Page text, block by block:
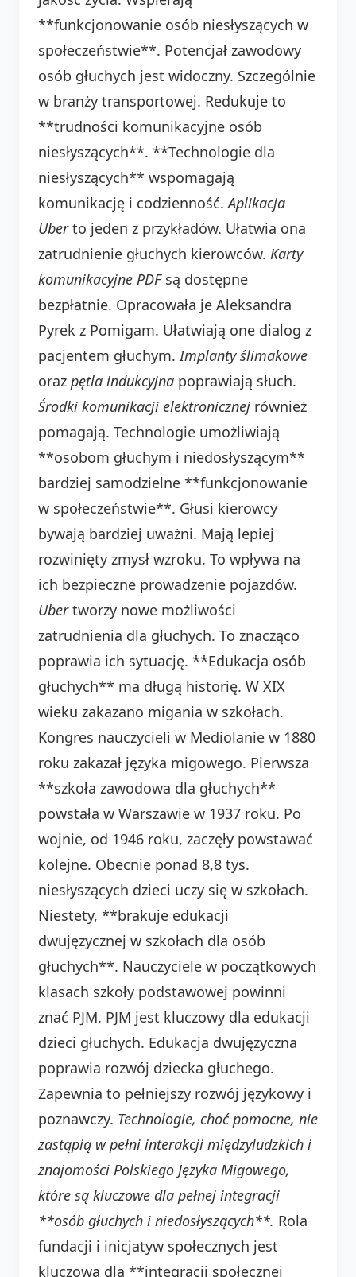
**funkcjonowanie osób niesłyszących w
społeczeństwie**. Potencjał zawodowy
osób głuchych jest widoczny. Szczególnie
w branży transportowej. Redukuje to
**trudności komunikacyjne osób
niesłyszących**. **Technologie dla
niesłyszących** wspomagają
komunikację i codzienność.Aplikacja
Uberto jeden z przykładów. Ułatwia ona
zatrudnienie głuchych kierowców. Karty
komunikacyjne PDFsą dostępne
bezpłatnie. Opracowała je Aleksandra
Pyrek z Pomigam. Ułatwiają one dialog z
pacjentem głuchym. Implanty ślimakowe
oraz pętla indukcyjna poprawiają słuch.
Środki komunikacji elektronicznej również
pomagają. Technologie umożliwiają
**osobom głuchym i niedosłyszącym**
bardziej samodzielne **funkcjonowanie
w społeczeństwie**. Głusi kierowcy
bywają bardziej uważni. Mają lepiej
rozwinięty zmysł wzroku. To wpływa na
ich bezpieczne prowadzenie pojazdów.
Ubertworzy nowe możliwości
zatrudnienia dla głuchych. To znacząco
poprawia ich sytuację. **Edukacja osób
głuchych** ma długą historię. W XIX
wieku zakazano migania w szkołach.
Kongres nauczycieli w Mediolanie w 1880
roku zakazał języka migowego. Pierwsza
**szkoła zawodowa dla głuchych**
powstała w Warszawie w 1937 roku. Po
wojnie, od 1946 roku, zaczęły powstawać
kolejne. Obecnie ponad 8,8 tys.
niesłyszących dzieci uczy się w szkołach.
Niestety, **brakuje edukacji
dwujęzycznej w szkołach dla osób
głuchych**. Nauczyciele w początkowych
klasach szkoły podstawowej powinni
znać PJM. PJM jest kluczowy dla edukacji
dzieci głuchych. Edukacja dwujęzyczna
poprawia rozwój dziecka głuchego.
Zapewnia to pełniejszy rozwój językowy i
poznawczy. Technologie, choć pomocne, nie
zastąpią w pełni interakcji międzyludzkich i
znajomości Polskiego Języka Migowego,
które są kluczowe dla pełnej integracji
**osób głuchych i niedosłyszących**. Rola
fundacji i inicjatyw społecznych jest
kluczowa dla **integracji społecznej